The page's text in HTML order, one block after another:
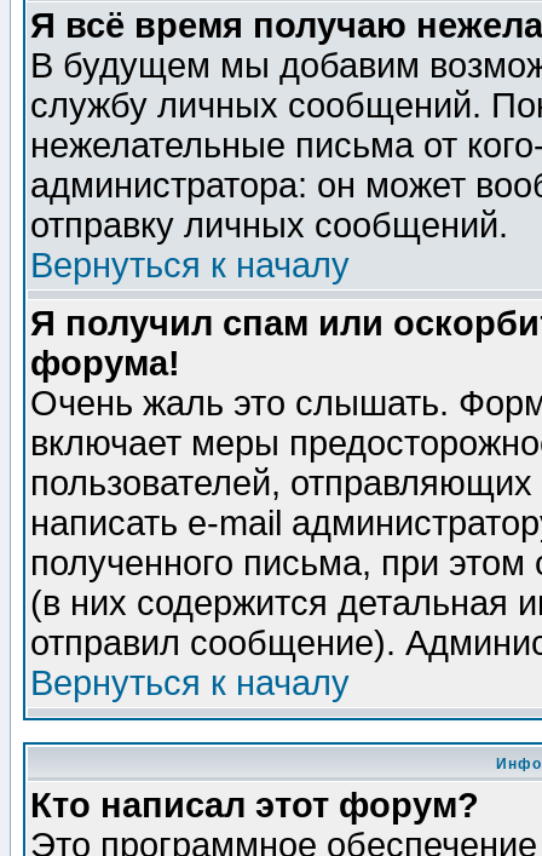
Я всё время получаю
В будущем мы добавим
службу личных сообщений.
нежелательные письма от
администратора: он может
отправку личных сообщений.
Вернуться к началу
Я получил спам или
форума!
Очень жаль это слышать.
включает меры
пользователей,
написать e-mail
полученного письма, при этом
(в них содержится детальная
отправил сообщение).
Вернуться к началу
Кто написал этот форум?
Это программное